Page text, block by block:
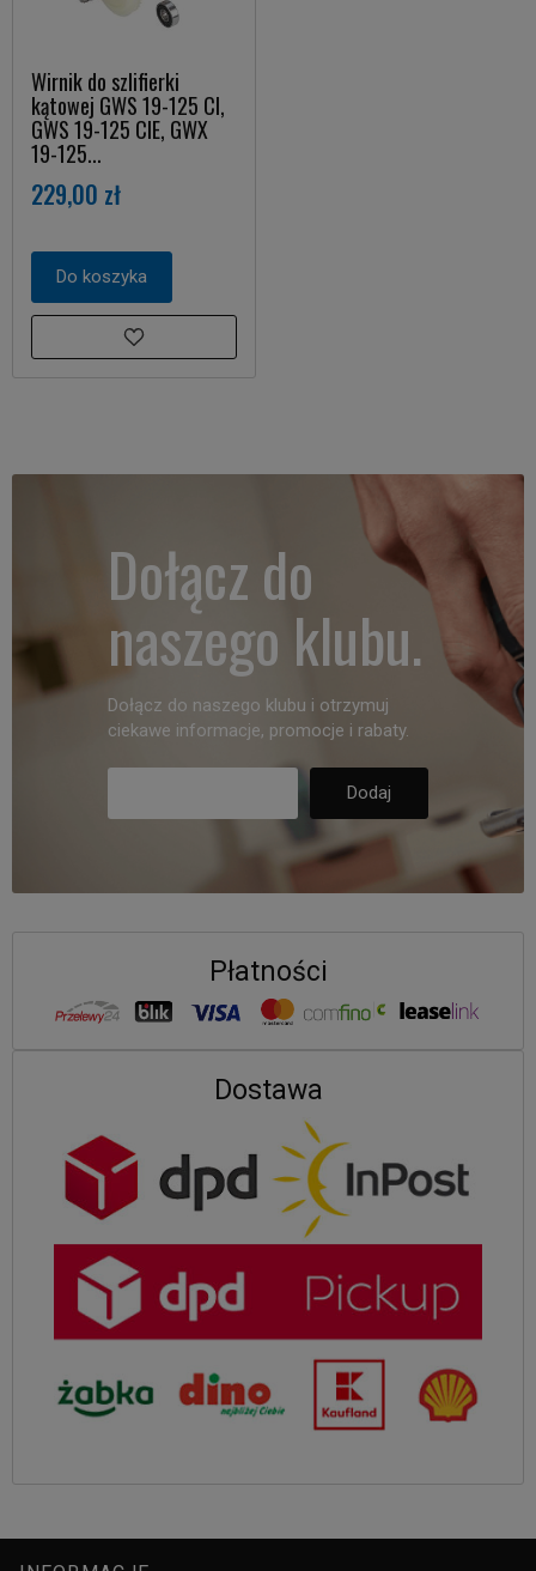
Wirnik do szlifierki
kątowej GWS 19-125 CI,
GWS 19-125 CIE, GWX
19-125...
229,00 zł
Do koszyka
Dołącz do
naszego klubu.
Dołącz do naszego klubu i otrzymuj
ciekawe informacje, promocje i rabaty.
Płatności
Dostawa